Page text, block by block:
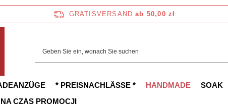
GRATISVERSAND ab 50,00 zł
* PREISNACHLÄSSE * HANDMADE
SOAK
CZAS PROMOCJI